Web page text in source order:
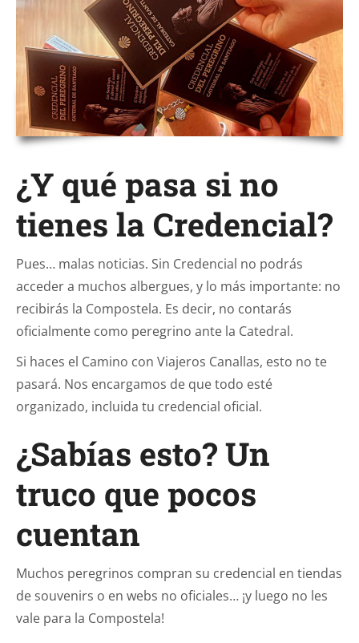
¿Y qué pasa si no
tienes la Credencial?
Pues… malas noticias. Sin Credencial no podrás
acceder a muchos albergues, y lo más importante: no
recibirás la Compostela. Es decir, no contarás
oficialmente como peregrino ante la Catedral.
Si haces el Camino con Viajeros Canallas, esto no te
pasará. Nos encargamos de que todo esté
organizado, incluida tu credencial oficial.
¿Sabías esto? Un
truco que pocos
cuentan
Muchos peregrinos compran su credencial en tiendas
de souvenirs o en webs no oficiales… ¡y luego no les
vale para la Compostela!